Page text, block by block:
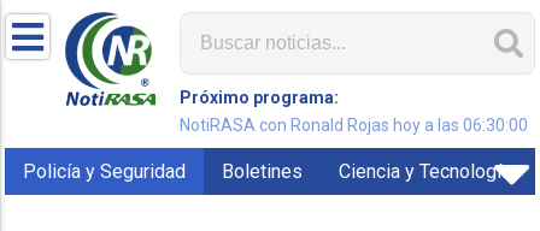
Próximo programa:
NotiRASA con Ronald Rojas hoy a las 06:30:00
Policía y Seguridad Boletines Ciencia y Tecnología